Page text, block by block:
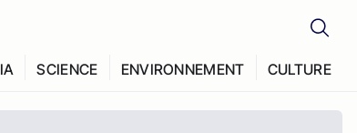
SCIENCE ENVIRONNEMENT CULTURE